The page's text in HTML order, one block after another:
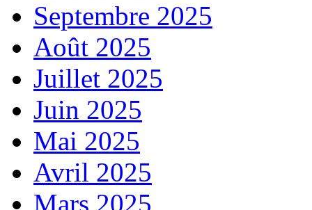
Septembre 2025
Août 2025
Juillet 2025
Juin 2025
Mai 2025
Avril 2025
Mars 2025